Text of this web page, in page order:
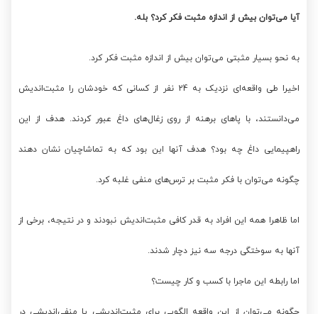
آیا می‌توان بیش از اندازه مثبت فکر کرد؟ بله.
به نحو بسیار مثبتی می‌توان بیش از اندازه مثبت فکر کرد.
اخیرا طی واقعه‌ای نزدیک به 24 نفر از کسانی که خودشان را مثبت‌اندیش
می‌دانستند، با پاهای برهنه از روی زغال‌های داغ عبور کردند. هدف از این
راهپیمایی داغ چه بود؟ هدف آنها این بود که به تماشاچیان نشان دهند
چگونه می‌توان با فکر مثبت بر ترس‌های منفی غلبه کرد.
اما ظاهرا همه‌ این افراد به قدر کافی مثبت‌اندیش نبودند و در نتیجه، برخی از
آنها به سوختگی درجه‌ سه نیز دچار شدند.
اما رابطه‌ این ماجرا با کسب و کار چیست؟